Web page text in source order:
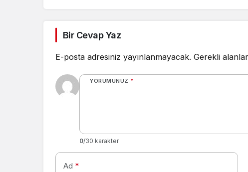
Bir Cevap Yaz
E-posta adresiniz yayınlanmayacak. Gerekli alanlar
YORUMUNUZ *
0/30 karakter
Ad *